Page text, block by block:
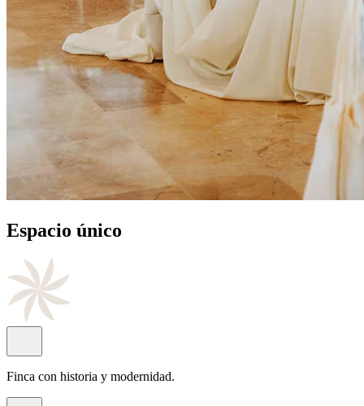
Cocinade autor
Con el sello del chef Juan Antonio Rayos.